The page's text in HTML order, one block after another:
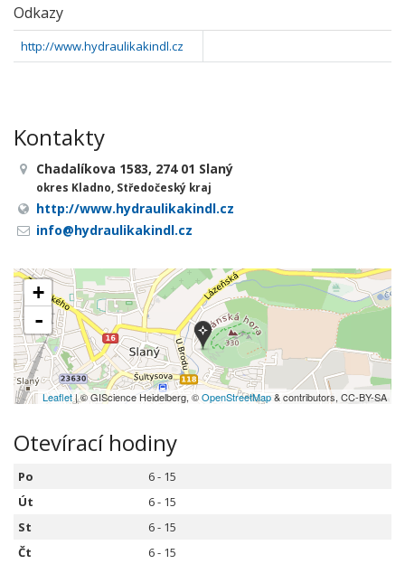
Odkazy
http://www.hydraulikakindl.cz
Kontakty
Chadalíkova 1583, 274 01 Slaný
okres Kladno, Středočeský kraj
http://www.hydraulikakindl.cz
info@hydraulikakindl.cz
+
-
Leaflet| © GIScience Heidelberg, ©OpenStreetMap& contributors, CC-BY-SA
Otevírací hodiny
Po
6 - 15
Út
6 - 15
St
6 - 15
Čt
6 - 15